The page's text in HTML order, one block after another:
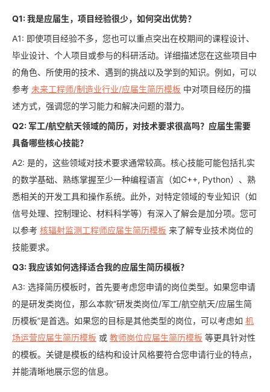
Q1: 我是应届生，项目经验很少，如何突出优势？
A1: 即使项目经验不多，您也可以重点突出在校期间的课程设计、
毕业设计、个人项目或参与的科研活动。详细描述您在这些项目中
的角色、所使用的技术、遇到的挑战以及学到的知识。例如，可以
参考 未来工程师/制造业行业/应届生简历模板 中对项目经历的描
述方式，强调您的学习能力和解决问题的潜力。
Q2: 军工/航空航天领域的简历，对技术要求很高吗？应届生需要
具备哪些核心技能？
A2: 是的，这些领域对技术要求通常较高。核心技能可能包括扎实
的数学基础、熟练掌握至少一种编程语言（如C++, Python）、熟
悉相关的开发工具和操作系统。此外，对特定领域的专业知识（如
信号处理、控制理论、材料科学等）有深入了解会是加分项。您可
以参考 核辐射监测工程师应届生简历模板 来了解专业技术岗位的
技能要求。
Q3: 我应该如何选择适合我的应届生简历模板？
A3: 选择简历模板时，首先要考虑您申请的岗位类型。如果您申请
的是研发类岗位，那么本款“研发类岗位/军工/航空航天/应届生简
历模板”是首选。如果您的目标是其他类型的岗位，可以考虑如 机
场运营应届生简历模板 或 教师岗位应届生简历模板 等更具针对性
的模板。关键是模板的结构和设计风格要符合您申请行业的特点，
并能清晰地展示您的信息。